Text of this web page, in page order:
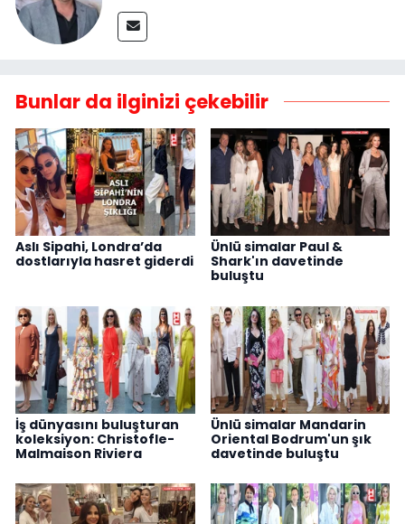
Bunlar da ilginizi çekebilir
Aslı Sipahi, Londra’da
dostlarıyla hasret giderdi
Ünlü simalar Paul &
Shark'ın davetinde
buluştu
İş dünyasını buluşturan
koleksiyon: Christofle-
Malmaison Riviera
Ünlü simalar Mandarin
Oriental Bodrum'un şık
davetinde buluştu